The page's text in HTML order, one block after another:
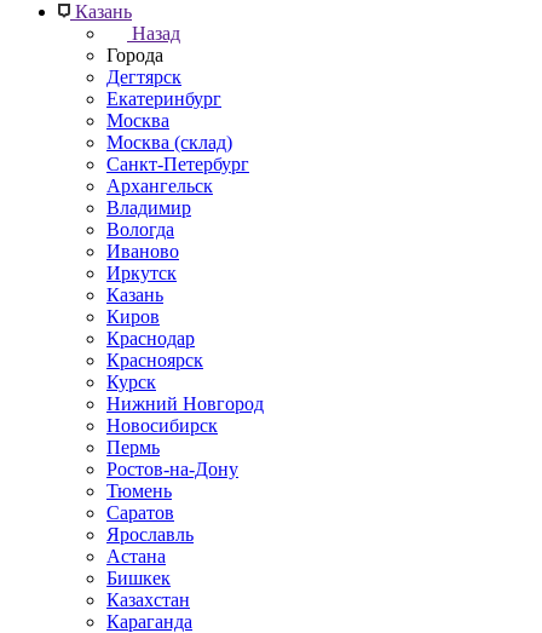
Казань
Назад
Города
Дегтярск
Екатеринбург
Москва
Москва (склад)
Санкт-Петербург
Архангельск
Владимир
Вологда
Иваново
Иркутск
Казань
Киров
Краснодар
Красноярск
Курск
Нижний Новгород
Новосибирск
Пермь
Ростов-на-Дону
Тюмень
Саратов
Ярославль
Астана
Бишкек
Казахстан
Караганда